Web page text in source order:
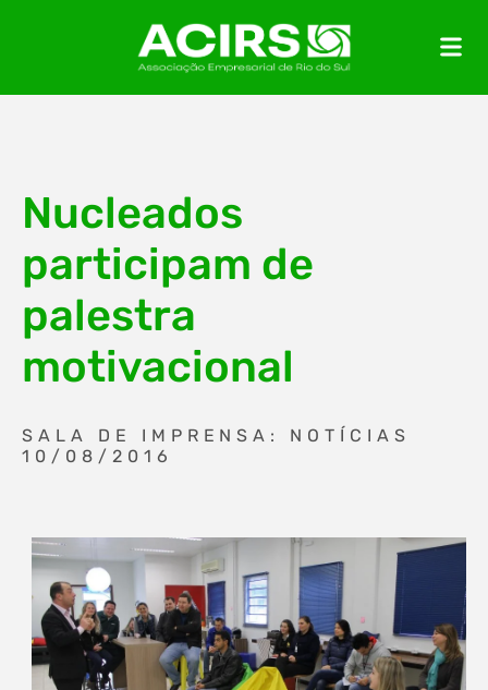
Nucleados
participam de
palestra
motivacional
SALA DE IMPRENSA: NOTÍCIAS
10/08/2016